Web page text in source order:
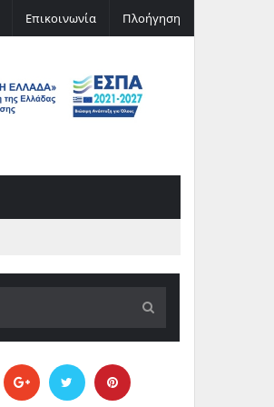
Ο Ερνστ Φίσερ για τις Δίκες της Μόσχας
Επικοινωνία Πλοήγηση